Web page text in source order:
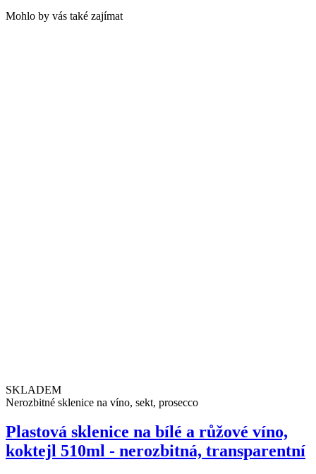
Mohlo by vás také zajímat
SKLADEM
Nerozbitné sklenice na víno, sekt, prosecco
Plastová sklenice na bílé a růžové víno,
koktejl 510ml - nerozbitná, transparentní